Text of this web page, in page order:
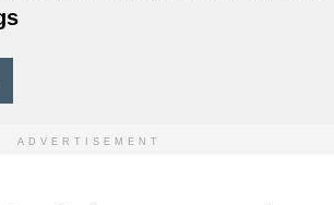
ADVERTISEMENT